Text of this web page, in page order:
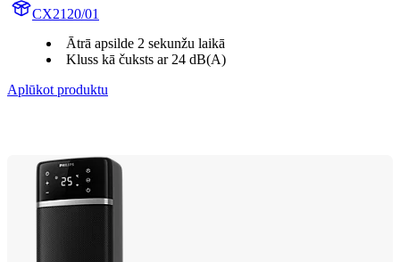
CX2120/01
Ātrā apsilde 2 sekunžu laikā
Kluss kā čuksts ar 24 dB(A)
Aplūkot produktu